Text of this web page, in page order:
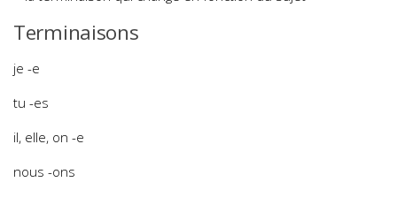
Terminaisons
je -e
tu -es
il, elle, on -e
nous -ons